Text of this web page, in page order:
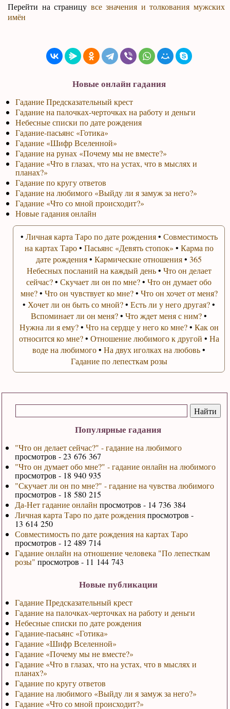
Популярные гадания
"Что он делает сейчас?" - гадание на любимого
просмотров - 23 676 367
"Что он думает обо мне?" - гадание онлайн на любимого
просмотров - 18 940 935
"Скучает ли он по мне?" - гадание на чувства любимого
просмотров - 18 580 215
Да-Нет гадание онлайн просмотров - 14 736 384
Личная карта Таро по дате рожденияпросмотров -
13 614 250
Совместимость по дате рождения на картах Таро
просмотров - 12 489 714
Гадание онлайн на отношение человека "По лепесткам
розы" просмотров - 11 144 743
Новые публикации
Гадание Предсказательный крест
Гадание на палочках-черточках на работу и деньги
Небесные списки по дате рождения
Гадание-пасьянс «Готика»
Гадание «Шифр Вселенной»
Гадание «Почему мы не вместе?»
Гадание «Что в глазах, что на устах, что в мыслях и
планах?»
Гадание по кругу ответов
Гадание на любимого «Выйду ли я замуж за него?»
Гадание «Что со мной происходит?»
Перейти на страницу все значения и толкования мужских
имён
Новые онлайн гадания
Гадание Предсказательный крест
Гадание на палочках-черточках на работу и деньги
Небесные списки по дате рождения
Гадание-пасьянс «Готика»
Гадание «Шифр Вселенной»
Гадание на рунах «Почему мы не вместе?»
Гадание «Что в глазах, что на устах, что в мыслях и
планах?»
Гадание по кругу ответов
Гадание на любимого «Выйду ли я замуж за него?»
Гадание «Что со мной происходит?»
Новые гадания онлайн
• Личная карта Таро по дате рождения• Совместимость
на картах Таро• Пасьянс «Девять стопок» • Карма по
дате рождения•Кармические отношения•365
Небесных посланий на каждый день• Что он делает
сейчас?•Скучает ли он по мне?•Что он думает обо
мне?• Что он чувствует ко мне?• Что он хочет от меня?
• Хочет ли он быть со мной?•Есть ли у него другая?•
Вспоминает ли он меня?•Что ждет меня с ним?•
Нужна ли я ему?• Что на сердце у него ко мне?• Как он
относится ко мне?• Отношение любимого к другой • На
воде на любимого•На двух иголках на любовь•
Гадание по лепесткам розы